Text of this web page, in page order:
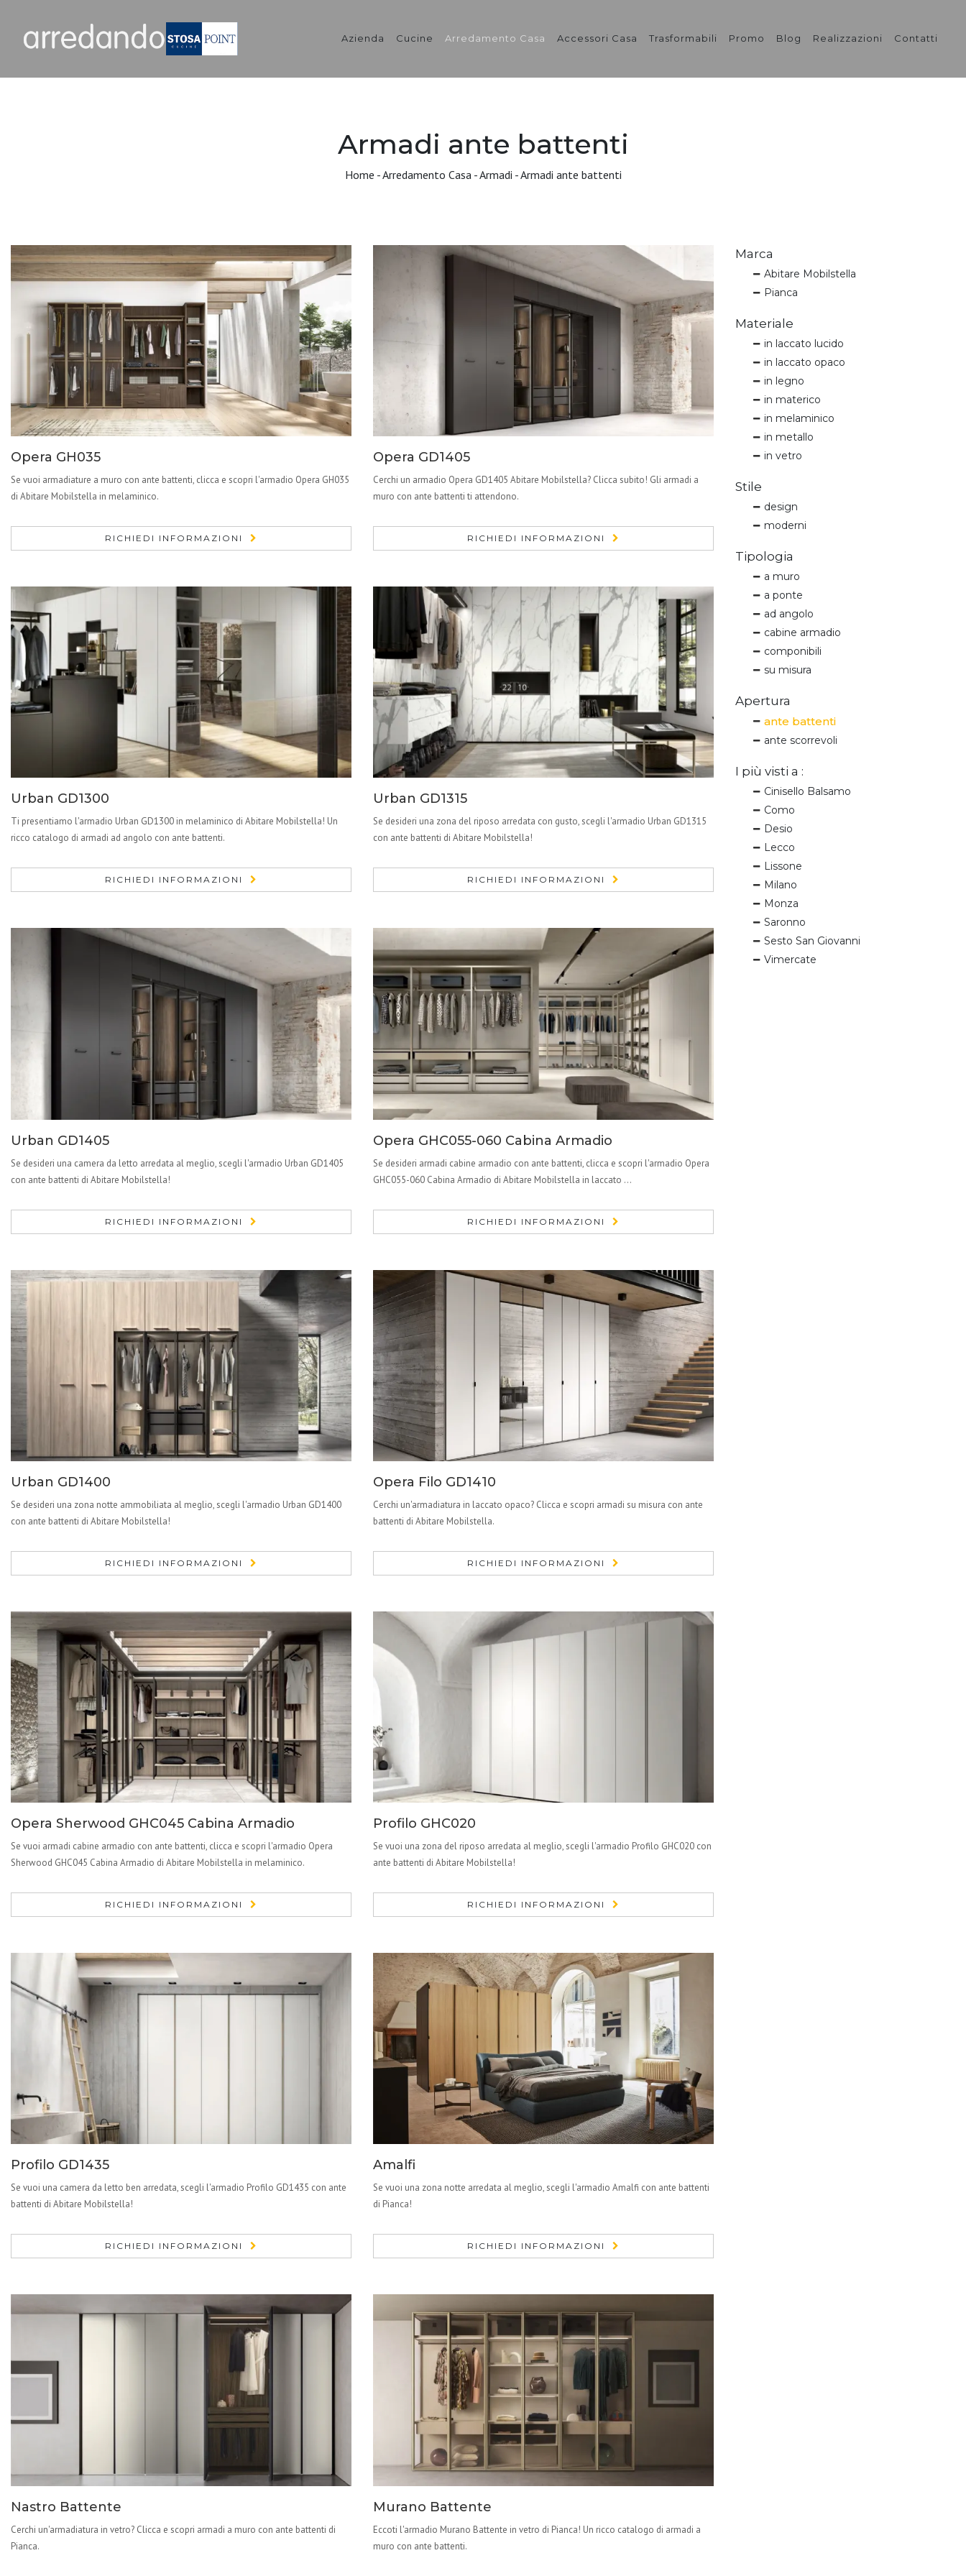
Azienda Cucine Arredamento Casa Accessori Casa Trasformabili Promo Blog Realizzazioni Contatti
Armadi ante battenti
Home -Arredamento Casa -Armadi -Armadi ante battenti
Opera GH035
Se vuoi armadiature a muro con ante battenti, clicca e scopri l'armadio Opera GH035
di Abitare Mobilstella in melaminico.
RICHIEDI INFORMAZIONI
Opera GD1405
Cerchi un armadio Opera GD1405 Abitare Mobilstella? Clicca subito! Gli armadi a
muro con ante battenti ti attendono.
RICHIEDI INFORMAZIONI
Urban GD1300
Ti presentiamo l'armadio Urban GD1300 in melaminico di Abitare Mobilstella! Un
ricco catalogo di armadi ad angolo con ante battenti.
RICHIEDI INFORMAZIONI
Urban GD1315
Se desideri una zona del riposo arredata con gusto, scegli l'armadio Urban GD1315
con ante battenti di Abitare Mobilstella!
RICHIEDI INFORMAZIONI
Urban GD1405
Se desideri una camera da letto arredata al meglio, scegli l'armadio Urban GD1405
con ante battenti di Abitare Mobilstella!
RICHIEDI INFORMAZIONI
Opera GHC055-060 Cabina Armadio
Se desideri armadi cabine armadio con ante battenti, clicca e scopri l'armadio Opera
GHC055-060 Cabina Armadio di Abitare Mobilstella in laccato ...
RICHIEDI INFORMAZIONI
Urban GD1400
Se desideri una zona notte ammobiliata al meglio, scegli l'armadio Urban GD1400
con ante battenti di Abitare Mobilstella!
RICHIEDI INFORMAZIONI
Opera Filo GD1410
Cerchi un'armadiatura in laccato opaco? Clicca e scopri armadi su misura con ante
battenti di Abitare Mobilstella.
RICHIEDI INFORMAZIONI
Opera Sherwood GHC045 Cabina Armadio
Se vuoi armadi cabine armadio con ante battenti, clicca e scopri l'armadio Opera
Sherwood GHC045 Cabina Armadio di Abitare Mobilstella in melaminico.
RICHIEDI INFORMAZIONI
Profilo GHC020
Se vuoi una zona del riposo arredata al meglio, scegli l'armadio Profilo GHC020 con
ante battenti di Abitare Mobilstella!
RICHIEDI INFORMAZIONI
Profilo GD1435
Se vuoi una camera da letto ben arredata, scegli l'armadio Profilo GD1435 con ante
battenti di Abitare Mobilstella!
RICHIEDI INFORMAZIONI
Amalfi
Se vuoi una zona notte arredata al meglio, scegli l'armadio Amalfi con ante battenti
di Pianca!
RICHIEDI INFORMAZIONI
Nastro Battente
Cerchi un'armadiatura in vetro? Clicca e scopri armadi a muro con ante battenti di
Pianca.
Murano Battente
Eccoti l'armadio Murano Battente in vetro di Pianca! Un ricco catalogo di armadi a
muro con ante battenti.
Marca
Abitare Mobilstella
Pianca
Materiale
in laccato lucido
in laccato opaco
in legno
in materico
in melaminico
in metallo
in vetro
Stile
design
moderni
Tipologia
a muro
a ponte
ad angolo
cabine armadio
componibili
su misura
Apertura
ante battenti
ante scorrevoli
I più visti a :
Cinisello Balsamo
Como
Desio
Lecco
Lissone
Milano
Monza
Saronno
Sesto San Giovanni
Vimercate